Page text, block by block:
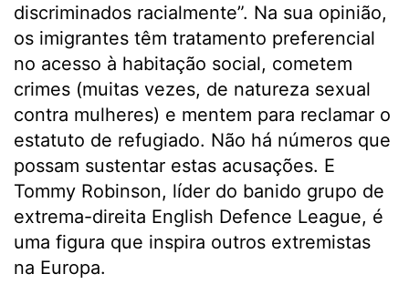
discriminados racialmente”. Na sua opinião,
os imigrantes têm tratamento preferencial
no acesso à habitação social, cometem
crimes (muitas vezes, de natureza sexual
contra mulheres) e mentem para reclamar o
estatuto de refugiado. Não há números que
possam sustentar estas acusações. E
Tommy Robinson, líder do banido grupo de
extrema-direita English Defence League, é
uma figura que inspira outros extremistas
na Europa.